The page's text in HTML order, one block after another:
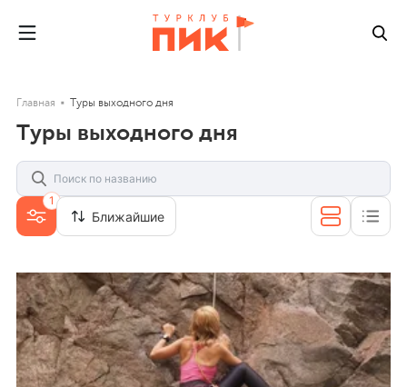
Главная Туры выходного дня
Туры выходного дня
1
Ближайшие